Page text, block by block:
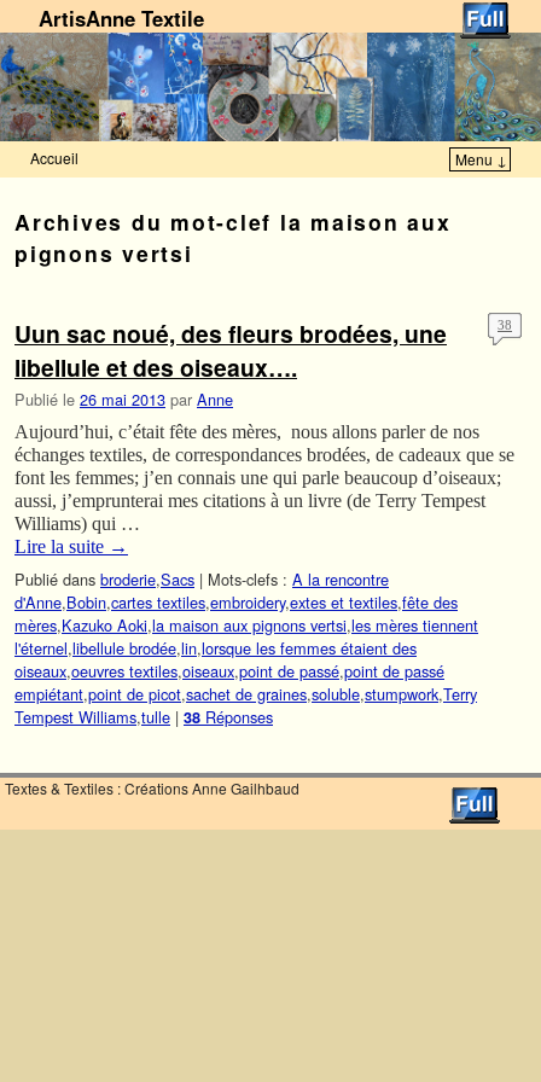
ArtisAnne Textile
Accueil Menu ↓
Archives du mot-clef la maison aux
pignons vertsi
Uun sac noué, des fleurs brodées, une
libellule et des oiseaux….
Publié le 26 mai 2013 par Anne
38
Aujourd’hui, c’était fête des mères, nous allons parler de nos
échanges textiles, de correspondances brodées, de cadeaux que se
font les femmes; j’en connais une qui parle beaucoup d’oiseaux;
aussi, j’emprunterai mes citations à un livre (de Terry Tempest
Williams) qui …
Lire la suite →
Publié dans broderie,Sacs | Mots-clefs : A la rencontre
d'Anne,Bobin,cartes textiles,embroidery,extes et textiles,fête des
mères,Kazuko Aoki,la maison aux pignons vertsi,les mères tiennent
l'éternel,libellule brodée,lin,lorsque les femmes étaient des
oiseaux,oeuvres textiles,oiseaux,point de passé,point de passé
empiétant,point de picot,sachet de graines,soluble,stumpwork,Terry
Tempest Williams,tulle | 38 Réponses
Textes & Textiles : Créations Anne Gailhbaud